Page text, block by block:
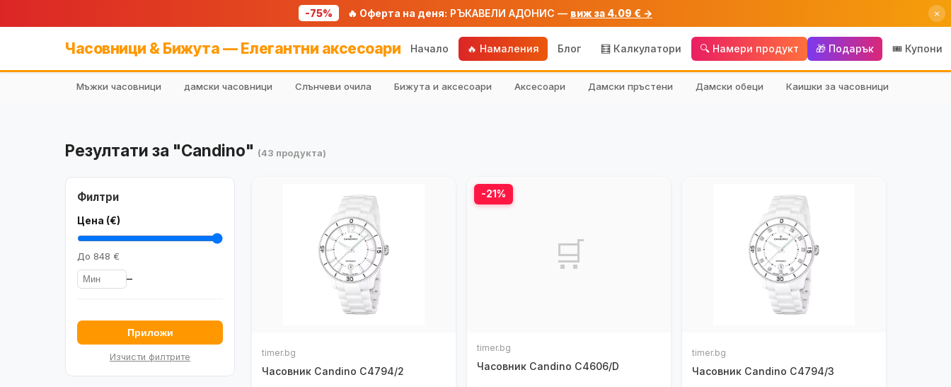
-75% 🔥 Оферта на деня: РЪКАВЕЛИ АДОНИС — виж за 4.09 € → ×
Часовници & Бижута — Елегантни аксесоари Начало 🔥 Намаления Блог 🧮 Калкулатори 🔍 Намери продукт 🎁 Подарък 🎟️ Купони
Мъжки часовници дамски часовници Слънчеви очила Бижута и аксесоари Аксесоари Дамски пръстени Дамски обеци Каишки за часовници
Резултати за "Candino" (43 продукта)
Филтри
Цена (€)
До 848 €
–
Приложи
Изчисти филтрите timer.bg
Часовник Candino C4794/2
-21%
🛒
timer.bg
Часовник Candino C4606/D
timer.bg
Часовник Candino C4794/3